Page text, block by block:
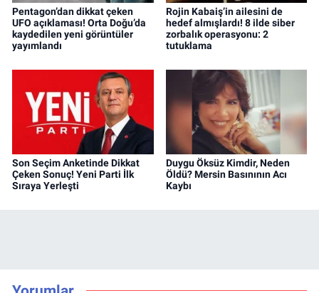
Pentagon’dan dikkat çeken
UFO açıklaması! Orta Doğu’da
kaydedilen yeni görüntüler
yayımlandı
Rojin Kabaiş’in ailesini de
hedef almışlardı! 8 ilde siber
zorbalık operasyonu: 2
tutuklama
Son Seçim Anketinde Dikkat
Çeken Sonuç! Yeni Parti İlk
Sıraya Yerleşti
Duygu Öksüz Kimdir, Neden
Öldü? Mersin Basınının Acı
Kaybı